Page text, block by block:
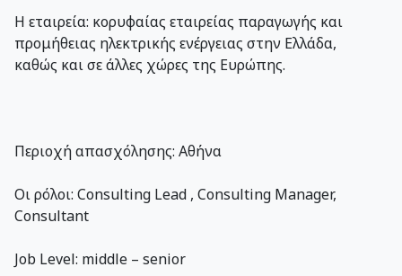
Η εταιρεία: κορυφαίας εταιρείας παραγωγής και
προμήθειας ηλεκτρικής ενέργειας στην Ελλάδα,
καθώς και σε άλλες χώρες της Ευρώπης.
Περιοχή απασχόλησης: Αθήνα
Οι ρόλοι: Consulting Lead , Consulting Manager,
Consultant
Job Level: middle – senior